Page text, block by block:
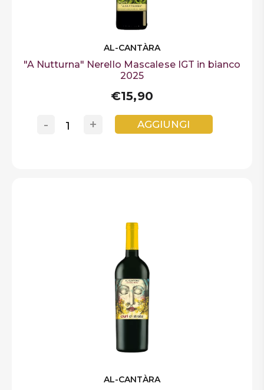
AL-CANTÀRA
"A Nutturna" Nerello Mascalese IGT in bianco
2025
€15,90
+
- AGGIUNGI
AL-CANTÀRA